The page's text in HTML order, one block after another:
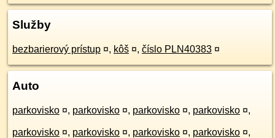
Služby
bezbarierový prístup ¤, kôš ¤, číslo PLN40383 ¤
Auto
parkovisko ¤, parkovisko ¤, parkovisko ¤, parkovisko ¤,
parkovisko ¤, parkovisko ¤, parkovisko ¤, parkovisko ¤,